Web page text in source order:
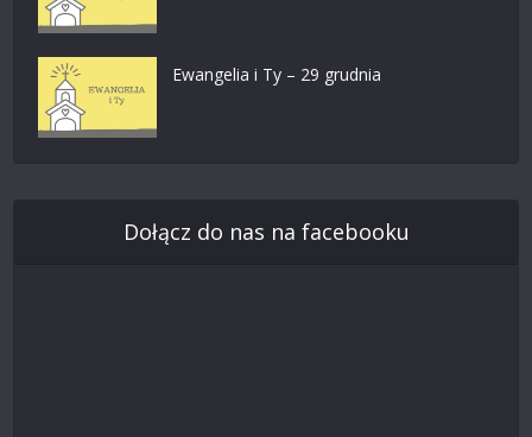
Ewangelia i Ty – 29 grudnia
Dołącz do nas na facebooku